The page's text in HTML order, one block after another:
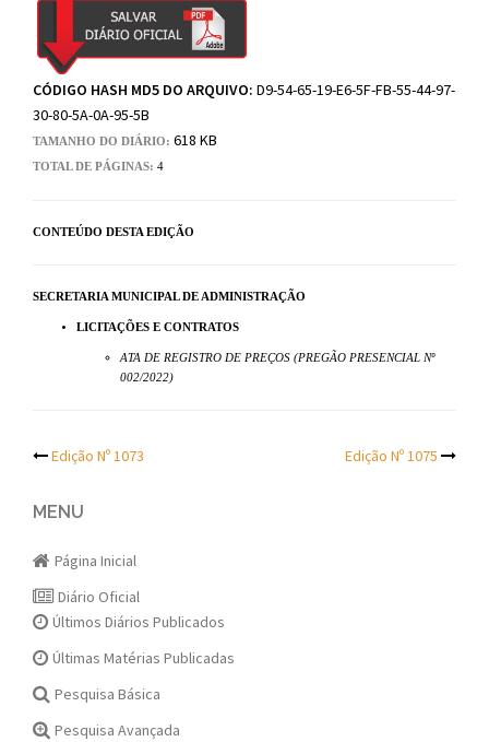
CÓDIGO HASH MD5 DO ARQUIVO: D9-54-65-19-E6-5F-FB-55-44-97-
30-80-5A-0A-95-5B
TAMANHO DO DIÁRIO: 618 KB
TOTAL DE PÁGINAS: 4
CONTEÚDO DESTA EDIÇÃO
SECRETARIA MUNICIPAL DE ADMINISTRAÇÃO
LICITAÇÕES E CONTRATOS
ATA DE REGISTRO DE PREÇOS (PREGÃO PRESENCIAL Nº
002/2022)
Post
navigation
Edição Nº 1073 Edição Nº 1075
MENU
Página Inicial
Diário Oficial
Últimos Diários Publicados
Últimas Matérias Publicadas
Pesquisa Básica
Pesquisa Avançada